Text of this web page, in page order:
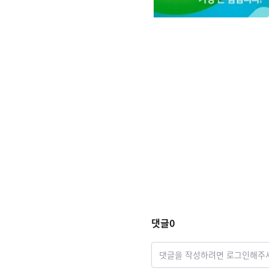
댓글0
댓글을 작성하려면 로그인해주